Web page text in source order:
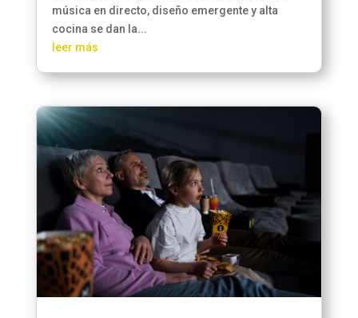
música en directo, diseño emergente y alta
cocina se dan la...
leer más